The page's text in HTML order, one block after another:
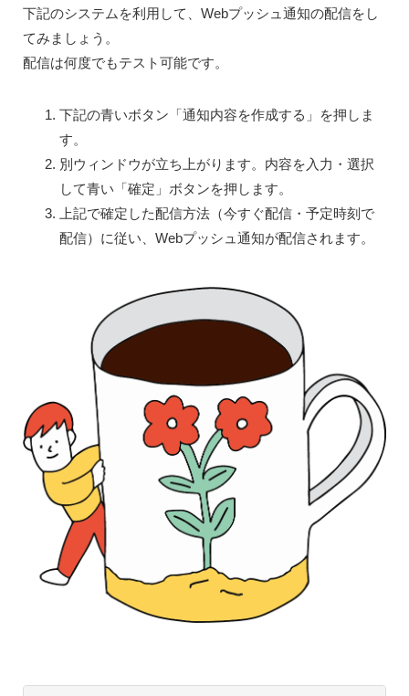
下記のシステムを利用して、Webプッシュ通知の配信をし
てみましょう。
配信は何度でもテスト可能です。
下記の青いボタン「通知内容を作成する」を押しま
す。
別ウィンドウが立ち上がります。内容を入力・選択
して青い「確定」ボタンを押します。
上記で確定した配信方法（今すぐ配信・予定時刻で
配信）に従い、Webプッシュ通知が配信されます。